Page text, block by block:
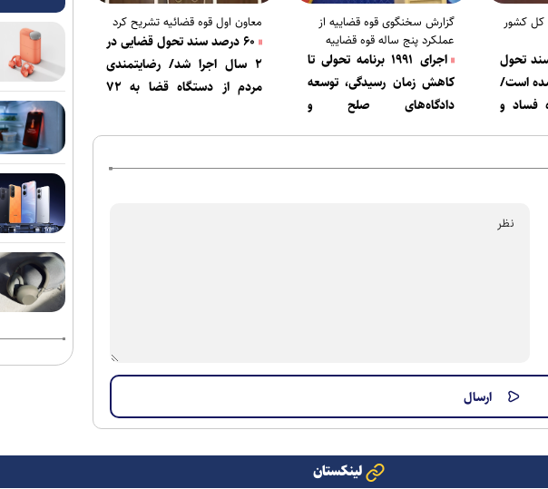
کل کشور
سند تحول
شده است/
فساد و
گزارش سخنگوی قوه قضاییه از
عملکرد پنج ساله قوه قضاییه
اجرای ۱۹۹۱ برنامه تحولی تا
کاهش زمان رسیدگی، توسعه
دادگاه‌های صلح و
معاون اول قوه قضائیه تشریح کرد
۶۰ درصد سند تحول قضایی در
۲ سال اجرا شد/ رضایتمندی
مردم از دستگاه قضا به ۷۲
لینکستان